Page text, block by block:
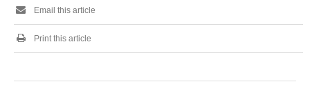
Email this article
Print this article